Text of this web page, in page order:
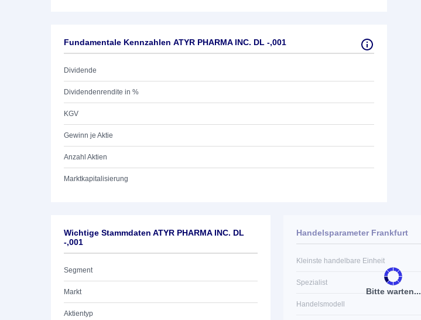
Fundamentale Kennzahlen ATYR PHARMA INC. DL -,001
Dividende
Dividendenrendite in %
KGV
Gewinn je Aktie
Anzahl Aktien
Marktkapitalisierung
Wichtige Stammdaten ATYR PHARMA INC. DL
-,001
Segment
Markt
Aktientyp
Bitte warten...
Handelsparameter Frankfurt
Kleinste handelbare Einheit
Spezialist
Handelsmodell